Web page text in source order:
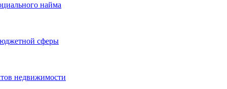
найма
сферы
недвижимости